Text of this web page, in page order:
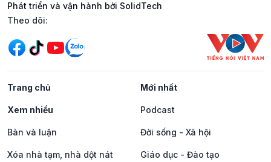
Phát triển và vận hành bởi SolidTech
Mạng xã hội
Theo dõi:
Trang chủ Mới nhất
Xem nhiều Podcast
Bàn và luận Đời sống - Xã hội
Xóa nhà tạm, nhà dột nát Giáo dục - Đào tạo